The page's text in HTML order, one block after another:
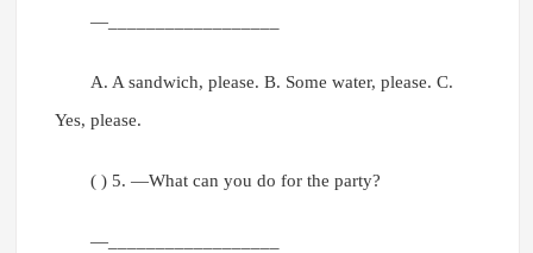
—__________________
A. A sandwich, please. B. Some water, please. C.
Yes, please.
( ) 5. —What can you do for the party?
—__________________